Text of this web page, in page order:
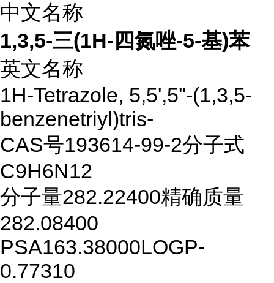
中文名称
1,3,5-三(1H-四氮唑-5-基)苯
英文名称
1H-Tetrazole, 5,5',5''-(1,3,5-
benzenetriyl)tris-
CAS号193614-99-2分子式
C9H6N12
分子量282.22400精确质量
282.08400
PSA163.38000LOGP-
0.77310